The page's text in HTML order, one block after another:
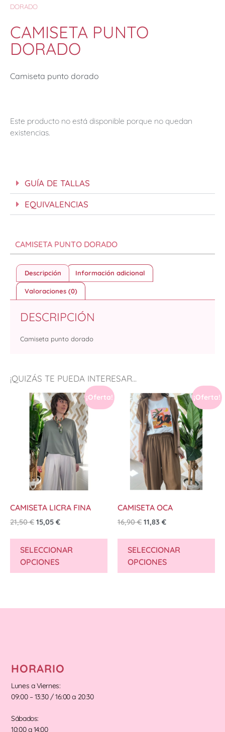
DORADO
CAMISETA PUNTO
DORADO
Camiseta punto dorado
Este producto no está disponible porque no quedan
existencias.
GUÍA DE TALLAS
EQUIVALENCIAS
¡QUIZÁS TE PUEDA INTERESAR...
¡Oferta!
CAMISETA LICRA FINA
21,50€ 15,05 €
SELECCIONAR
OPCIONES
¡Oferta!
CAMISETA OCA
16,90€ 11,83 €
SELECCIONAR
OPCIONES
CAMISETA PUNTO DORADO
Descripción Información adicional
Valoraciones (0)
DESCRIPCIÓN
Camiseta punto dorado
HORARIO
Lunes a Viernes:
09:00 – 13:30 / 16:00 a 20:30
Sábados:
10:00 a 14:00